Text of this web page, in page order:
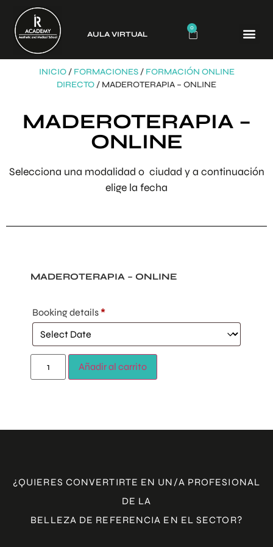
AULA VIRTUAL
0
INICIO/ FORMACIONES/ FORMACIÓN ONLINE
DIRECTO / MADEROTERAPIA – ONLINE
MADEROTERAPIA –
ONLINE
Selecciona una modalidad o ciudad y a continuación
elige la fecha
MADEROTERAPIA – ONLINE
Booking details*
Añadir al carrito
¿QUIERES CONVERTIRTE EN UN/A PROFESIONAL
DE LA
BELLEZA DE REFERENCIA EN EL SECTOR?